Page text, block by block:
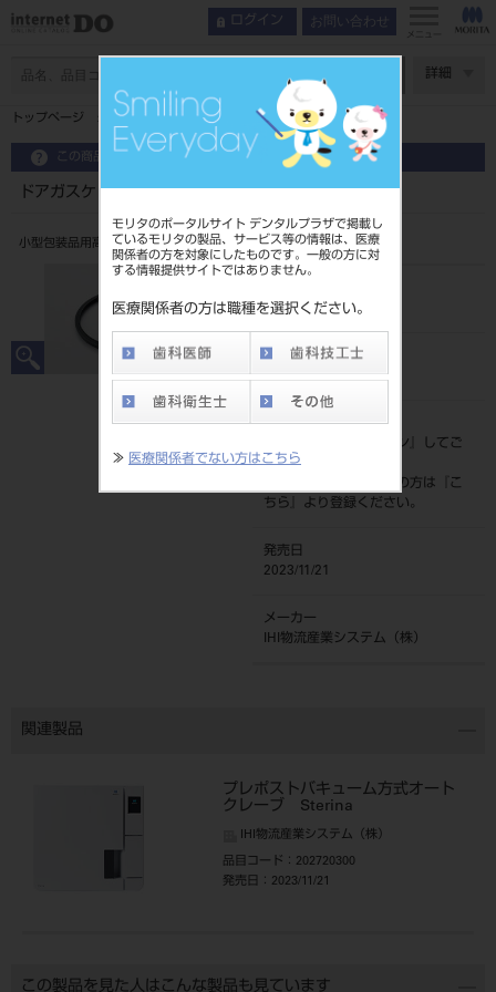
モリタのポータルサイト デンタルプラザで掲載し
ているモリタの製品、サービス等の情報は、医療
関係者の方を対象にしたものです。一般の方に対
する情報提供サイトではありません。
医療関係者の方は職種を選択ください。
≫ 医療関係者でない方はこちら
ログイン お問い合わせ
メニュー
詳細
トップページ ドアガスケット（ドアパッキン）（Sterina用）
この商品に関するお問い合わせ
ドアガスケット（ドアパッキン）（Sterina用）
小型包装品用高圧蒸気滅菌
202720315
JAN/EANコード
標準価格
ログイン
』してご
覧ください。
ネット会員登録がまだの方は『
こ
ちら
』より登録ください。
発売日
2023/11/21
メーカー
IHI物流産業システム（株）
関連製品
プレポストバキューム方式オート
クレーブ Sterina
IHI物流産業システム（株）
品目コード ：202720300
発売日
：2023/11/21
この製品を見た人はこんな製品も見ています